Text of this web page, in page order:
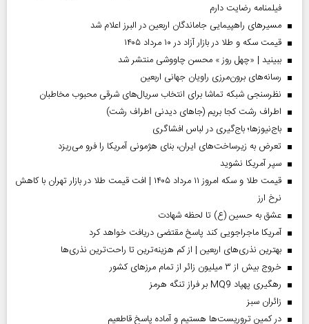
فیلمنامه رضایت دارم
مسیر‌های راهپیمایی جاماندگان اربعین در البرز اعلام شد
قیمت سکه و طلا در بازار آزاد در ۱۰ مرداد ۱۴۰۵
ببینید | «چهل روز » محسن چاووشی منتشر شد
رسانه‌های برون‌مرزی راویان جهانی اربعین
نظرسنجی شبکه تماشا برای انتخاب سریال‌های شرقی محبوب مخاطبان
اطراف رشت کجا بریم (جاهای دیدنی اطراف رشت)
باج‌نیوزها؛ باج‌گیری در لباس افشاگری
تعرض به زیرساخت‌های ایران، بنای هژمونی آمریکا را فرو می‌ریزد
سپر آمریکا نشوید
قیمت طلا و سکه امروز ۱۱ مرداد ۱۴۰۵ | افت قیمت طلا در بازار تهران با کاهش
نرخ ارز
عشق به حسین (ع) تا لحظه شهادت
آمریکا ماجراجویی کند پاسخ مقتضی دریافت خواهد کرد
بهترین نذری‌های اربعین | از کم هزینه‌ترین تا راحت‌ترین نذری‌ها
خروج بیش از ۳ میلیون زائر از تمام مرز‌های کشور
رهگیری پهپاد MQ9 بر فراز تنگه هرمز
‌زائران سبز
در کمین تروریست‌ها هستیم و آماده پاسخ قاطعیم